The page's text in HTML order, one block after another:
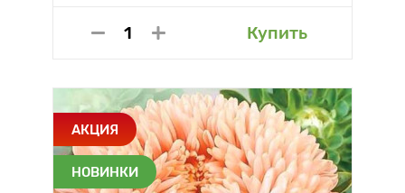
Купить
АКЦИЯ
НОВИНКИ